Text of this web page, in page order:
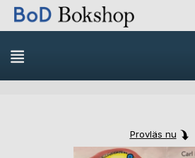
Provläs nu